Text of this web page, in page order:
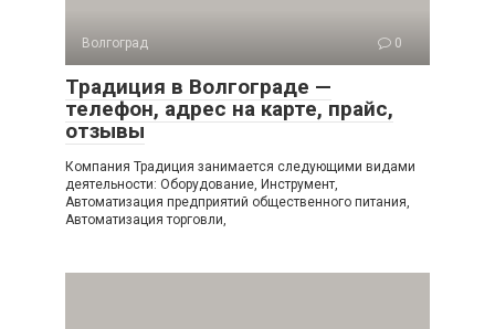
Волгоград 0
Традиция в Волгограде —
телефон, адрес на карте, прайс,
отзывы
Компания Традиция занимается следующими видами
деятельности: Оборудование, Инструмент,
Автоматизация предприятий общественного питания,
Автоматизация торговли,